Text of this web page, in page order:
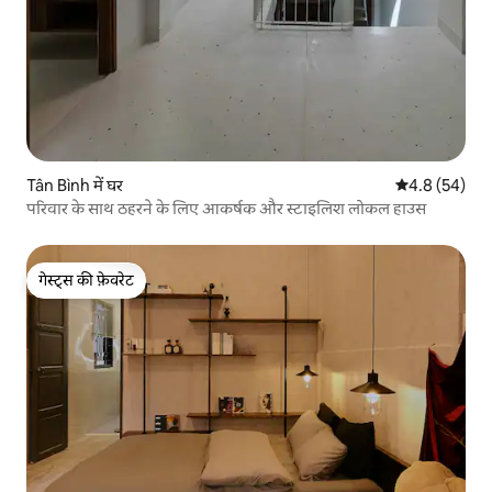
Tân Bình में घर औसत रेटिंग 5 में
4.8 (54)
परिवार के साथ ठहरने के लिए आकर्षक और स्टाइलिश लोकल हाउस
गेस्ट्स की फ़ेवरेट
गेस्ट्स की फ़ेवरेट